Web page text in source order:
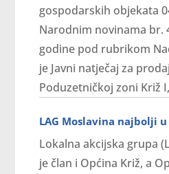
gospodarskih objekata
Narodnim novinama br.
godine pod rubrikom
je Javni natječaj za
Poduzetničkoj zoni Križ
LAG Moslavina najbolji
Lokalna akcijska grupa
je član i Općina Križ, a